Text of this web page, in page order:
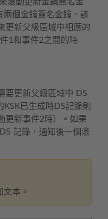
兩個金鑰簽名金鑰。該
更新父級區域中相應的
1和事件2之間的時
要更新父級區域中 DS
已生成時DS記錄則
更新事件2時）。如果
記錄，通知後一個滾
本。